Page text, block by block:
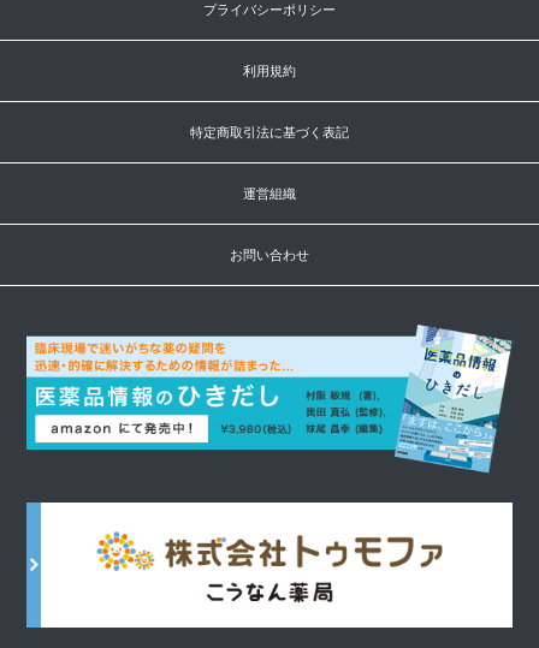
プライバシーポリシー
利用規約
特定商取引法に基づく表記
運営組織
お問い合わせ